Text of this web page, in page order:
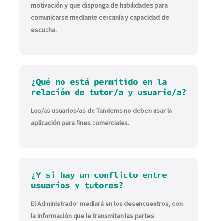
motivación y que disponga de habilidades para
comunicarse mediante cercanía y capacidad de
escucha.
¿Qué no está permitido en la
relación de tutor/a y usuario/a?
Los/as usuarios/as de Tandems no deben usar la
aplicación para fines comerciales.
¿Y si hay un conflicto entre
usuarios y tutores?
El Administrador mediará en los desencuentros, con
la información que le transmitan las partes